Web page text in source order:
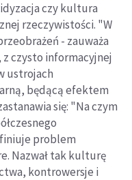
czy kultura
rzeczywistości. "W
- zauważa
z czysto informacyjnej
ustrojach
będącą efektem
się: "Na czym
problem
Nazwał tak kulturę
kontrowersje i